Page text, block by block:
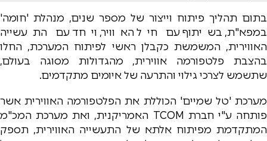
בתום תהליך פיתוח וייצור של מספר שנים, מנהלת 'חומה'
במפא"ת, בשיתוף עם חיל האוויר, ויחד עם התעשייה
האווירית, המשמשת כקבלן ראשי לפיתוח המערכת, החלו
בהצבת פלטפורמה אווירית, מהגדולות מסוגה בעולם,
שתשמש לצרכי גילוי והתרעה של איומים מתקדמים.
מערכת 'טל שמיים' הכוללת את הפלטפורמה האווירית אשר
פותחה ע"י חברת TCOM האמריקנית, ואת מערכת המכ"מ
המתקדמת מפיתוח אלתא של התעשייה האווירית, תספק